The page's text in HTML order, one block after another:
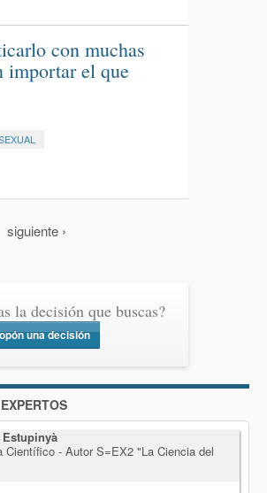
con muchas
importar el que
siguiente ›
la decisión que buscas?
una decisión
Estupinyà
Científico - Autor S=EX2 "La Ciencia del